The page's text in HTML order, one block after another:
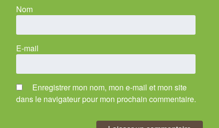
Nom
E-mail
Enregistrer mon nom, mon e-mail et mon site
dans le navigateur pour mon prochain commentaire.